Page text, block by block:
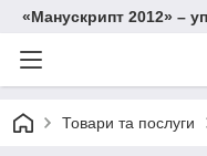
«Манускрипт 2012» –
Товари та послуги